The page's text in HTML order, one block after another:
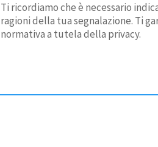
Ti ricordiamo che è necessario
ragioni della tua segnalazione. Ti
normativa a tutela della privacy.